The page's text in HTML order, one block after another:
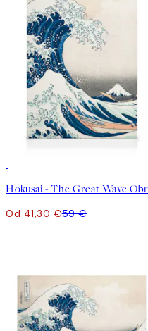
Od 41,30 €59 €